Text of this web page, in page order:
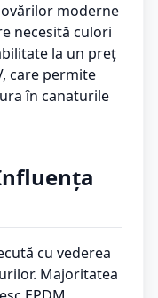
moderne
necesită culori
la un preț
care permite
în canaturile
cu vederea
Majoritatea